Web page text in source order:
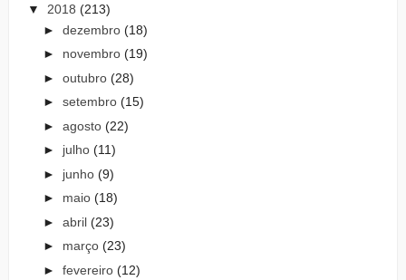
▼ 2018 (213)
► dezembro (18)
► novembro (19)
► outubro (28)
► setembro (15)
► agosto (22)
► julho (11)
► junho (9)
► maio (18)
► abril (23)
► março (23)
► fevereiro (12)